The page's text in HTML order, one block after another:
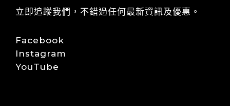
立即追蹤我們，不錯過任何最新資訊及優惠。
Facebook
Instagram
YouTube